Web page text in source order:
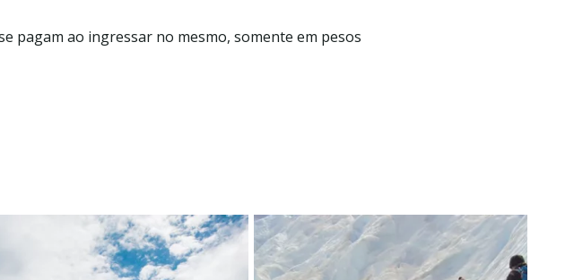
pagam ao ingressar no mesmo, somente em pesos